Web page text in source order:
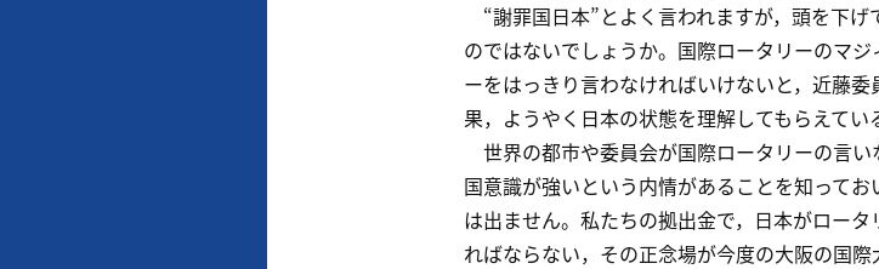
“謝罪国日本”とよく言われますが，頭を下
のではないでしょうか。国際ロータリーのマ
ーをはっきり言わなければいけないと，近藤
果，ようやく日本の状態を理解してもらえてい
世界の都市や委員会が国際ロータリーの言
国意識が強いという内情があることを知って
は出ません。私たちの拠出金で，日本がロー
ればならない，その正念場が今度の大阪の国際